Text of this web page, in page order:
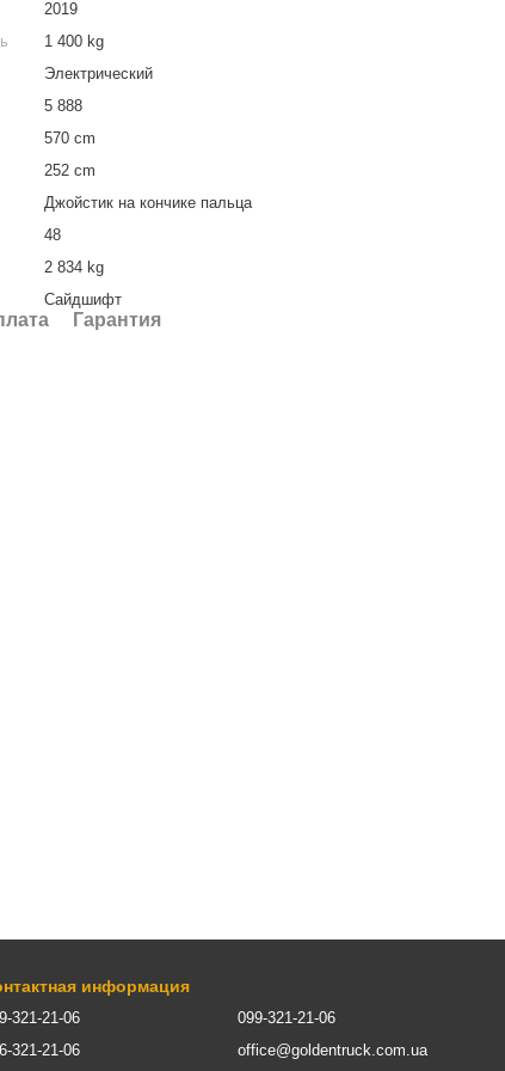
2019
1 400 kg
Электрический
5 888
570 cm
252 cm
Джойстик на кончике пальца
48
2 834 kg
Сайдшифт
Гарантия
информация
321-21-06
321-21-06
099-321-21-06
office@goldentruck.com.ua